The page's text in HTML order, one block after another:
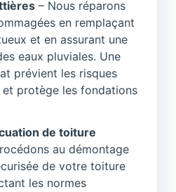
– Nous réparons
en remplaçant
et en assurant une
eaux pluviales. Une
prévient les risques
protège les fondations
de toiture
au démontage
de votre toiture
les normes